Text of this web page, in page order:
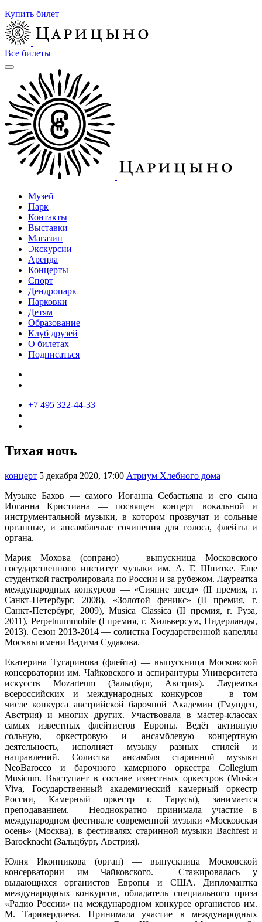
Купить билет
Все билеты
Музей
Парк
Контакты
Выставки
Магазин
Экскурсии
Аренда
Концерты
Спорт
Дендропарк
Парковки
Детям
Образование
Клуб друзей
О билетах
Подписаться
+7 495 322-44-33
Тихая ночь
концерт 5 декабря 2020, 17:00 Атриум Хлебного дома
Музыке Бахов — самого Иоганна Себастьяна и его сына
Иоганна Кристиана — посвящен концерт вокальной и
инструментальной музыки, в котором прозвучат и сольные
органные, и ансамблевые сочинения для голоса, флейты и
органа.
Мария Мохова (сопрано) — выпускница Московского
государственного институт музыки им. А. Г. Шнитке. Еще
студенткой гастролировала по России и за рубежом. Лауреатка
международных конкурсов — «Сияние звезд» (II премия, г.
Санкт-Петербург, 2008), «Золотой феникс» (II премия, г.
Санкт-Петербург, 2009), Musica Classica (II премия, г. Руза,
2011), Perpetuummobile (I премия, г. Хильверсум, Нидерланды,
2013). Сезон 2013-2014 — солистка Государственной капеллы
Москвы имени Вадима Судакова.
Екатерина Тугаринова (флейта) — выпускница Московской
консерватории им. Чайковского и аспирантуры Университета
искусств Mozarteum (Зальцбург, Австрия). Лауреатка
всероссийских и международных конкурсов — в том
числе конкурса австрийской барочной Академии (Гмунден,
Австрия) и многих других.
Участвовала в мастер-классах
самых известных флейтистов Европы. Ведёт активную
сольную, оркестровую и ансамблевую концертную
деятельность, исполняет музыку разных стилей и
направлений. Cолистка ансамбля старинной музыки
NeoBarocco и барочного камерного оркестра
Collegium
Musicum. Выступает в составе известных оркестров (Musica
Viva, Государственный академический камерный оркестр
России, Камерный оркестр г. Тарусы), занимается
преподаванием.
Неоднократно принимала участие в
международном фестивале современной музыки «Московская
осень» (Москва), в фестивалях старинной музыки Bachfest и
Barocknacht (Зальцбург, Австрия).
Юлия Иконникова (орган) — выпускница Московской
консерватории им Чайковского. Стажировалась у
выдающихся органистов Европы и США. Дипломантка
международных конкурсов, обладатель специального приза
«Радио России» на международном конкурсе органистов им.
М. Таривердиева. Принимала участие в международных